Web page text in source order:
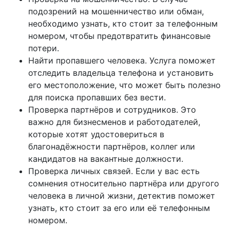
подозрений на мошенничество или обман,
необходимо узнать, кто стоит за телефонным
номером, чтобы предотвратить финансовые
потери.
Найти пропавшего человека. Услуга поможет
отследить владельца телефона и установить
его местоположение, что может быть полезно
для поиска пропавших без вести.
Проверка партнёров и сотрудников. Это
важно для бизнесменов и работодателей,
которые хотят удостовериться в
благонадёжности партнёров, коллег или
кандидатов на вакантные должности.
Проверка личных связей. Если у вас есть
сомнения относительно партнёра или другого
человека в личной жизни, детектив поможет
узнать, кто стоит за его или её телефонным
номером.